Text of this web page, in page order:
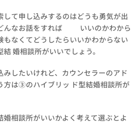
して申し込みするのはどうも勇気が出
んなお話をすれば いいのかわから
もなくてどうしたらいいかわからない
婚相談所がいいでしょう。
みしたいけれど、カウンセラーのアド
方は③のハイブリッ ド型結婚相談所が
婚相談所がいいかよく考えて選ぶとよ